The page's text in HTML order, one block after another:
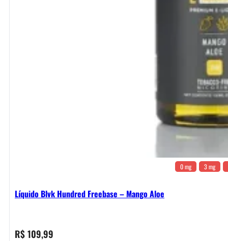
0 mg 3 mg
Líquido Blvk Hundred Freebase – Mango Aloe
R$109,99